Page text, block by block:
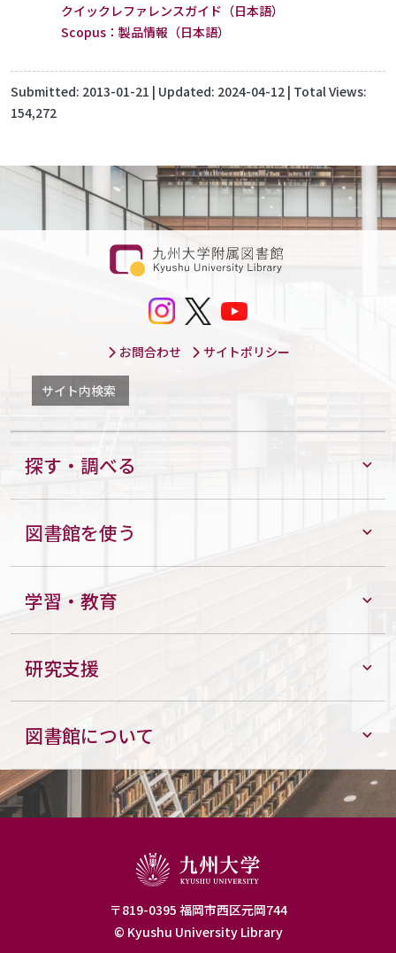
クイックレファレンスガイド（日本語）
Scopus：製品情報（日本語）
Submitted: 2013-01-21 | Updated: 2024-04-12 | Total Views:
154,272
お問合わせ サイトポリシー
サイト内検索
探す・調べる
図書館を使う
学習・教育
研究支援
図書館について
〒819-0395 福岡市西区元岡744
© Kyushu University Library